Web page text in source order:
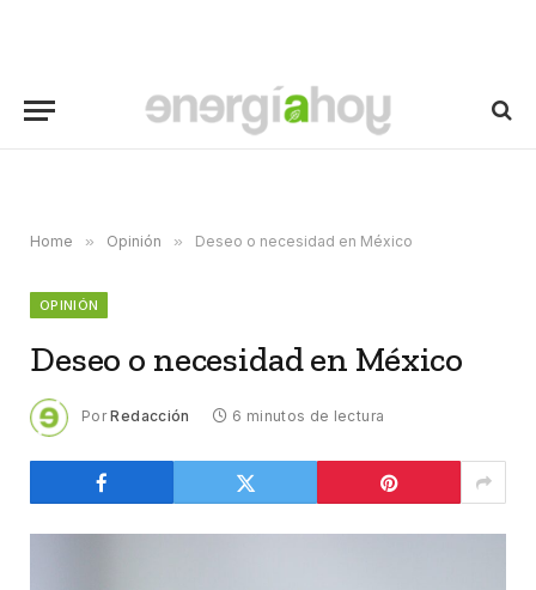
Home » Opinión » Deseo o necesidad en México
OPINIÓN
Deseo o necesidad en México
Por Redacción 6 minutos de lectura